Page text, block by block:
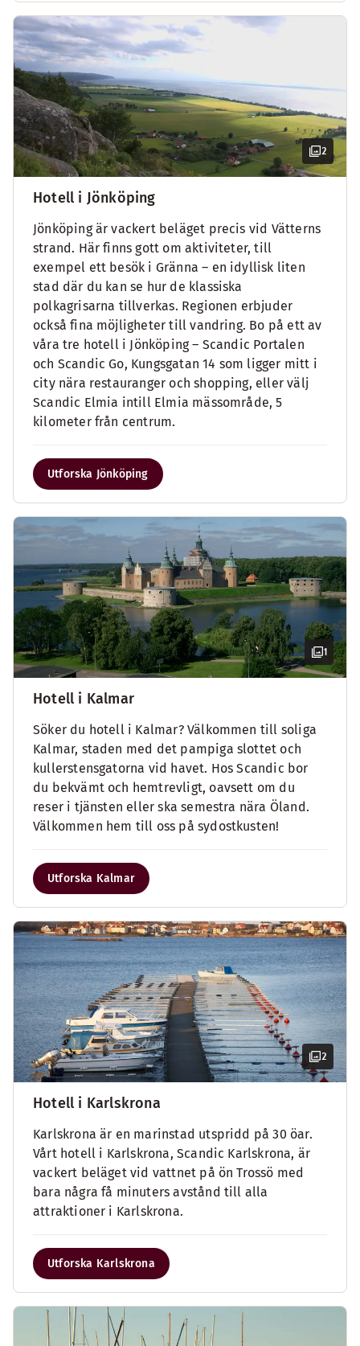
2
Hotell i Jönköping
Jönköping är vackert beläget precis vid Vätterns
strand. Här finns gott om aktiviteter, till
exempel ett besök i Gränna – en idyllisk liten
stad där du kan se hur de klassiska
polkagrisarna tillverkas. Regionen erbjuder
också fina möjligheter till vandring. Bo på ett av
våra tre hotell i Jönköping – Scandic Portalen
och Scandic Go, Kungsgatan 14 som ligger mitt i
city nära restauranger och shopping, eller välj
Scandic Elmia intill Elmia mässområde, 5
kilometer från centrum.
Utforska Jönköping
1
Hotell i Kalmar
Söker du hotell i Kalmar? Välkommen till soliga
Kalmar, staden med det pampiga slottet och
kullerstensgatorna vid havet. Hos Scandic bor
du bekvämt och hemtrevligt, oavsett om du
reser i tjänsten eller ska semestra nära Öland.
Välkommen hem till oss på sydostkusten!
Utforska Kalmar
2
Hotell i Karlskrona
Karlskrona är en marinstad utspridd på 30 öar.
Vårt hotell i Karlskrona, Scandic Karlskrona, är
vackert beläget vid vattnet på ön Trossö med
bara några få minuters avstånd till alla
attraktioner i Karlskrona.
Utforska Karlskrona